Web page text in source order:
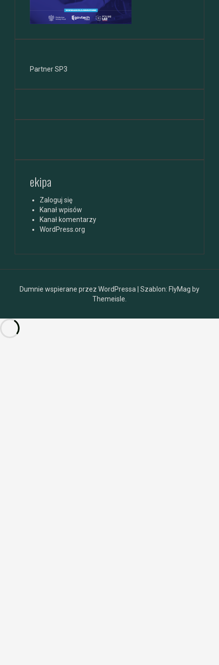
Partner SP3
ekipa
Zaloguj się
Kanał wpisów
Kanał komentarzy
WordPress.org
Dumnie wspierane przez WordPressa Szablon: FlyMag by
Themeisle.